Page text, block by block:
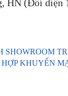
HN (Đối diện
KHUYẾN